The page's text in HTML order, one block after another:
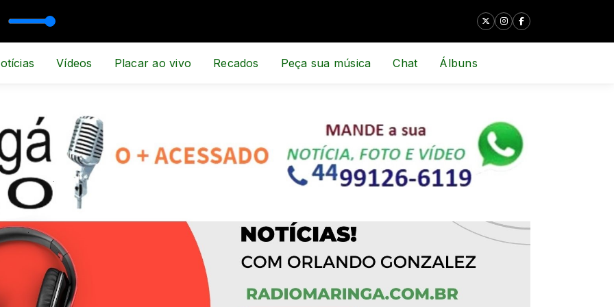
Vídeos Placar ao vivo Recados Peça sua música Chat Álbuns